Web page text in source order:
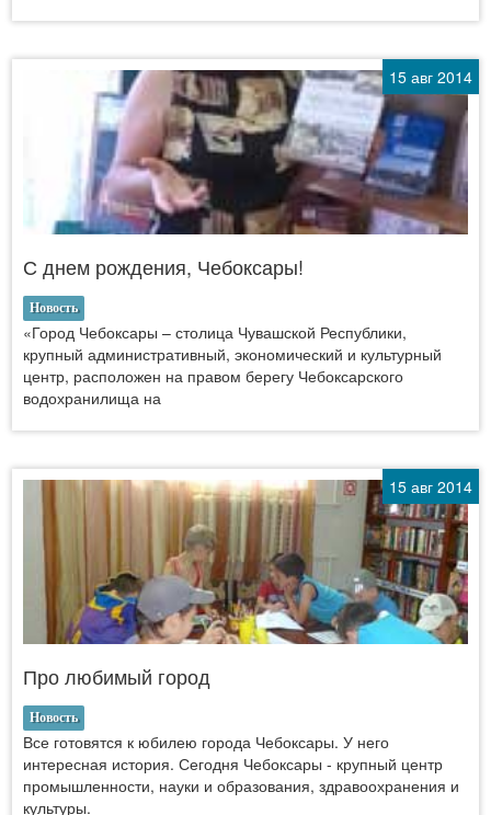
15 авг 2014
С днем рождения, Чебоксары!
Новость
«Город Чебоксары – столица Чувашской Республики,
крупный административный, экономический и культурный
центр, расположен на правом берегу Чебоксарского
водохранилища на
15 авг 2014
Про любимый город
Новость
Все готовятся к юбилею города Чебоксары. У него
интересная история. Сегодня Чебоксары - крупный центр
промышленности, науки и образования, здравоохранения и
культуры.